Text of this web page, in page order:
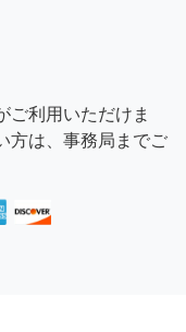
ご利用いただけま
方は、事務局までご